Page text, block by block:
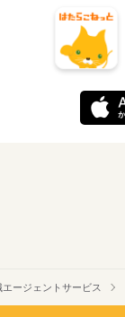
ージェントサービス